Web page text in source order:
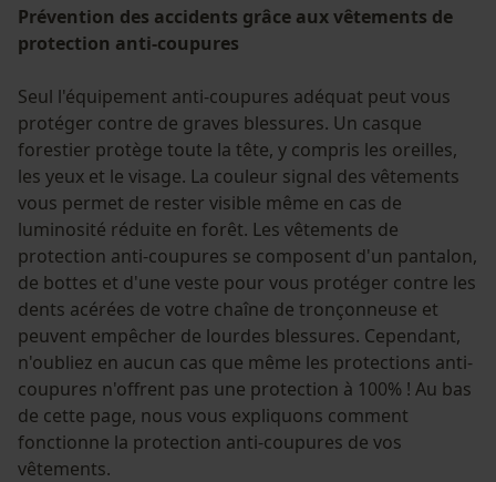
Prévention des accidents grâce aux vêtements de
protection anti-coupures
Seul l'équipement anti-coupures adéquat peut vous
protéger contre de graves blessures. Un casque
forestier protège toute la tête, y compris les oreilles,
les yeux et le visage. La couleur signal des vêtements
vous permet de rester visible même en cas de
luminosité réduite en forêt. Les vêtements de
protection anti-coupures se composent d'un pantalon,
de bottes et d'une veste pour vous protéger contre les
dents acérées de votre chaîne de tronçonneuse et
peuvent empêcher de lourdes blessures. Cependant,
n'oubliez en aucun cas que même les protections anti-
coupures n'offrent pas une protection à 100% ! Au bas
de cette page, nous vous expliquons comment
fonctionne la protection anti-coupures de vos
vêtements.